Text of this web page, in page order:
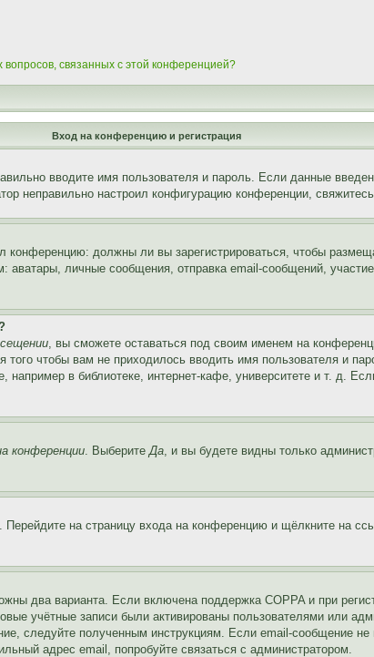
вопросов, связанных с этой конференцией?
Вход на конференцию и регистрация
вводите имя пользователя и пароль. Если данные
неправильно настроил конфигурацию конференции,
конференцию: должны ли вы зарегистрироваться, чтобы
личные сообщения, отправка email-сообщений,
, вы сможете оставаться под своим именем на
того чтобы вам не приходилось вводить имя пользователя и
в библиотеке, интернет-кафе, университете и т. д.
конференции. ВыберитеДа, и вы будете видны только
на страницу входа на конференцию и щёлкните на
два варианта. Если включена поддержка COPPA и при
учётные записи были активированы пользователями или
следуйте полученным инструкциям. Если email-сообщение
адрес email, попробуйте связаться с администратором.